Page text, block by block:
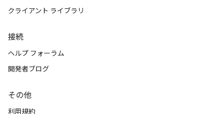
クライアント ライブラリ
接続
ヘルプ フォーラム
開発者ブログ
その他
利用規約